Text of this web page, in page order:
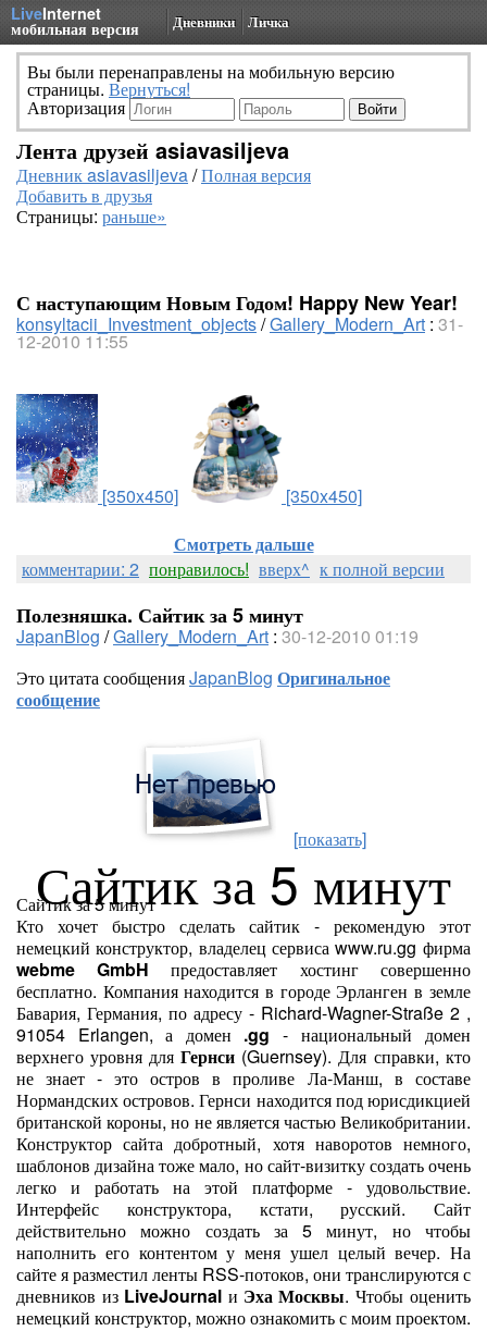
LiveInternet
мобильная версия Дневники Личка
Вы были перенаправлены на мобильную версию
страницы. Вернуться!
Авторизация
Лента друзей asiavasiljeva
Дневник asiavasiljeva/Полная версия
Добавить в друзья
Страницы: раньше»
С наступающим Новым Годом! Happy New Year!
konsyltacii_Investment_objects/Gallery_Modern_Art : 31-
12-2010 11:55
[350x450]
[350x450]
Смотреть дальше
комментарии: 2 понравилось! вверх^ к полной версии
Полезняшка. Сайтик за 5 минут
JapanBlog /Gallery_Modern_Art : 30-12-2010 01:19
Это цитата сообщенияJapanBlog Оригинальное
сообщение
[показать]
Сайтик за 5 минут
Сайтик за 5 минут
Кто хочет быстро сделать сайтик - рекомендую этот
немецкий конструктор, владелец сервиса www.ru.gg фирма
webme GmbH предоставляет хостинг совершенно
бесплатно. Компания находится в городе Эрланген в земле
Бавария, Германия, по адресу - Richard-Wagner-Straße 2 ,
91054 Erlangen, а домен .gg
верхнего уровня для Гернси (Guernsey). Для справки, кто
не знает - это остров в проливе Ла-Манш, в составе
Нормандских островов. Гернси находится под юрисдикцией
британской короны, но не является частью Великобритании.
Конструктор сайта добротный, хотя наворотов немного,
шаблонов дизайна тоже мало, но сайт-визитку создать очень
легко и работать на этой платформе - удовольствие.
Интерфейс конструктора, кстати, русский. Сайт
действительно можно создать за 5 минут, но чтобы
наполнить его контентом у меня ушел целый вечер. На
сайте я разместил ленты RSS-потоков, они транслируются с
дневников из LiveJournal и Эха Москвы. Чтобы оценить
немецкий конструктор, можно ознакомить с моим проектом.